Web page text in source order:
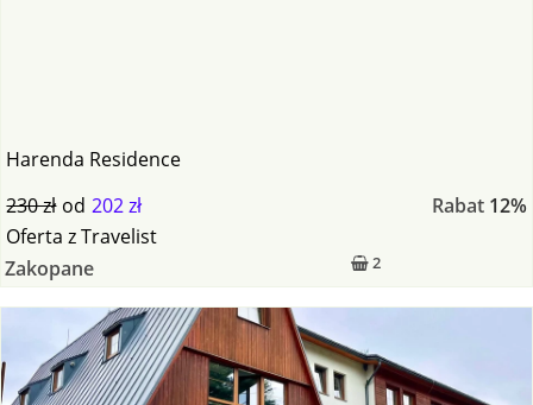
Harenda Residence
230 zł od 202 zł Rabat 12%
2
Oferta zTravelist
Zakopane